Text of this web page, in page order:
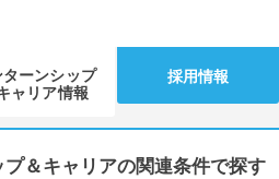
ターンシップ
ャリア情報
採用情報
＆キャリアの関連条件で探す